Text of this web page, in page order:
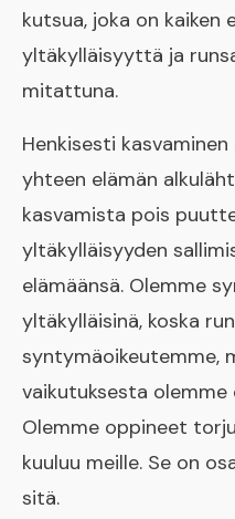
kutsua, joka on kaiken
yltäkylläisyyttä ja
mitattuna.
Henkisesti
yhteen elämän
kasvamista pois
yltäkylläisyyden
elämäänsä. Olemme
yltäkylläisinä, koska
syntymäoikeutemme,
vaikutuksesta
Olemme oppineet
kuuluu meille. Se on
sitä.